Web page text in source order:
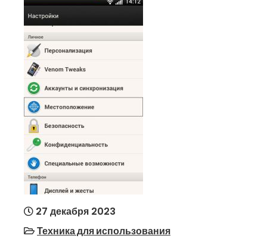
27 декабря 2023
Техника для использования